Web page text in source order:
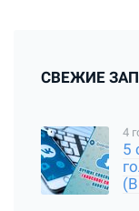
СВЕЖИЕ
4
5